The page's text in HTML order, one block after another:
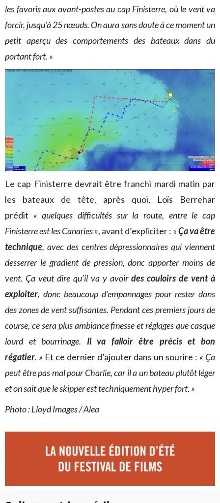
les favoris aux avant-postes au cap Finisterre, où le vent va
forcir, jusqu’à 25 nœuds. On aura sans doute à ce moment un
petit aperçu des comportements des bateaux dans du
portant fort. »
Le cap Finisterre devrait être franchi mardi matin par
les bateaux de tête, après quoi, Loïs Berrehar
prédit « quelques difficultés sur la route, entre le cap
Finisterre est les Canaries », avant d’expliciter : «Ça va être
technique, avec des centres dépressionnaires qui viennent
desserrer le gradient de pression, donc apporter moins de
vent. Ça veut dire qu’il va y avoir des couloirs de vent à
exploiter, donc beaucoup d’empannages pour rester dans
des zones de vent suffisantes. Pendant ces premiers jours de
course, ce sera plus ambiance finesse et réglages que casque
lourd et bourrinage. Il va falloir être précis et bon
régatier. » Et ce dernier d’ajouter dans un sourire : « Ça
peut être pas mal pour Charlie, car il a un bateau plutôt léger
et on sait que le skipper est techniquement hyper fort. »
Photo : Lloyd Images / Alea